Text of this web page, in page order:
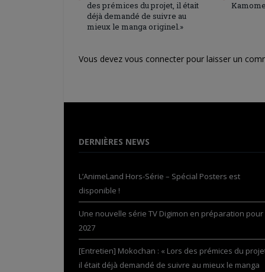
des prémices du projet, il était
déjà demandé de suivre au
mieux le manga originel.»
Vous devez vous connecter pour laisser un
DERNIÈRES NEWS
L’AnimeLand Hors-Série – Spécial Posters est
disponible !
Une nouvelle série TV Digimon en préparation pour
2027
[Entretien] Mokochan : « Lors des prémices du
il était déjà demandé de suivre au mieux le manga